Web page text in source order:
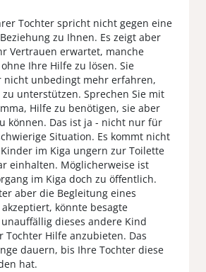
Tochter spricht nicht gegen eine
zu Ihnen. Es zeigt aber
Vertrauen erwartet, manche
Ihre Hilfe zu lösen. Sie
nicht unbedingt mehr erfahren,
unterstützen. Sprechen Sie mit
Hilfe zu benötigen, sie aber
können. Das ist ja - nicht nur für
Situation. Es kommt nicht
im Kiga ungern zur Toilette
einhalten. Möglicherweise ist
im Kiga doch zu öffentlich.
aber die Begleitung eines
könnte besagte
dieses andere Kind
Tochter Hilfe anzubieten. Das
dauern, bis Ihre Tochter diese
hat.